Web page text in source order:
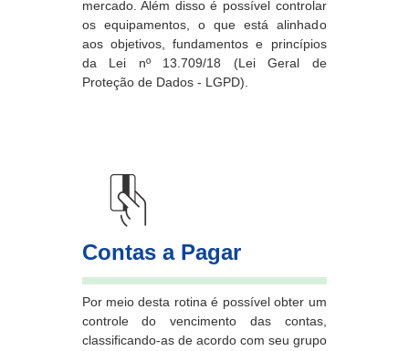
mercado. Além disso é possível controlar
os equipamentos, o que está alinhado
aos objetivos, fundamentos e princípios
da Lei nº 13.709/18 (Lei Geral de
Proteção de Dados - LGPD).
Contas a Pagar
Por meio desta rotina é possível obter um
controle do vencimento das contas,
classificando-as de acordo com seu grupo